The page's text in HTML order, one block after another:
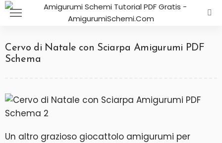
Cervo di Natale con Sciarpa Amigurumi PDF
Schema
Un altro grazioso giocattolo amigurumi per